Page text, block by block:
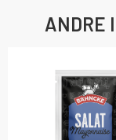
ANDRE